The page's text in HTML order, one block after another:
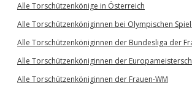
Alle Torschützenkönige in Österreich
Alle Torschützenköniginnen bei Olympischen
Alle Torschützenköniginnen der Bundesliga der
Alle Torschützenköniginnen der
Alle Torschützenköniginnen der Frauen-WM